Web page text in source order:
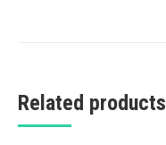
Related products